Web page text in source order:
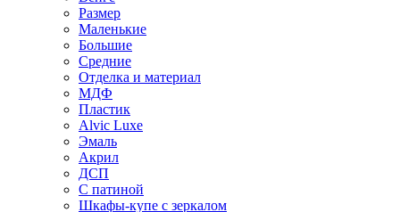
Размер
Маленькие
Большие
Средние
Отделка и материал
МДФ
Пластик
Alvic Luxe
Эмаль
Акрил
ДСП
С патиной
Шкафы-купе с зеркалом